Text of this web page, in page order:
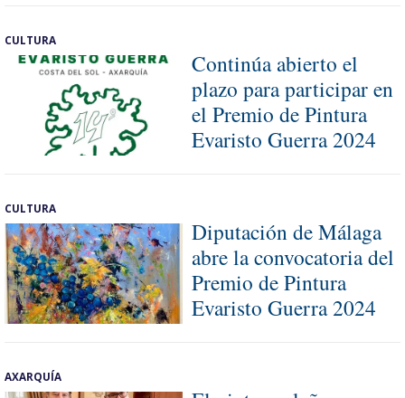
CULTURA
Continúa abierto el
plazo para participar en
el Premio de Pintura
Evaristo Guerra 2024
CULTURA
Diputación de Málaga
abre la convocatoria del
Premio de Pintura
Evaristo Guerra 2024
AXARQUÍA